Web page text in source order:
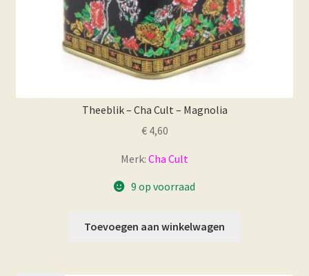
Theeblik – Cha Cult – Magnolia
€4,60
Merk: Cha Cult
9 op voorraad
Toevoegen aan winkelwagen